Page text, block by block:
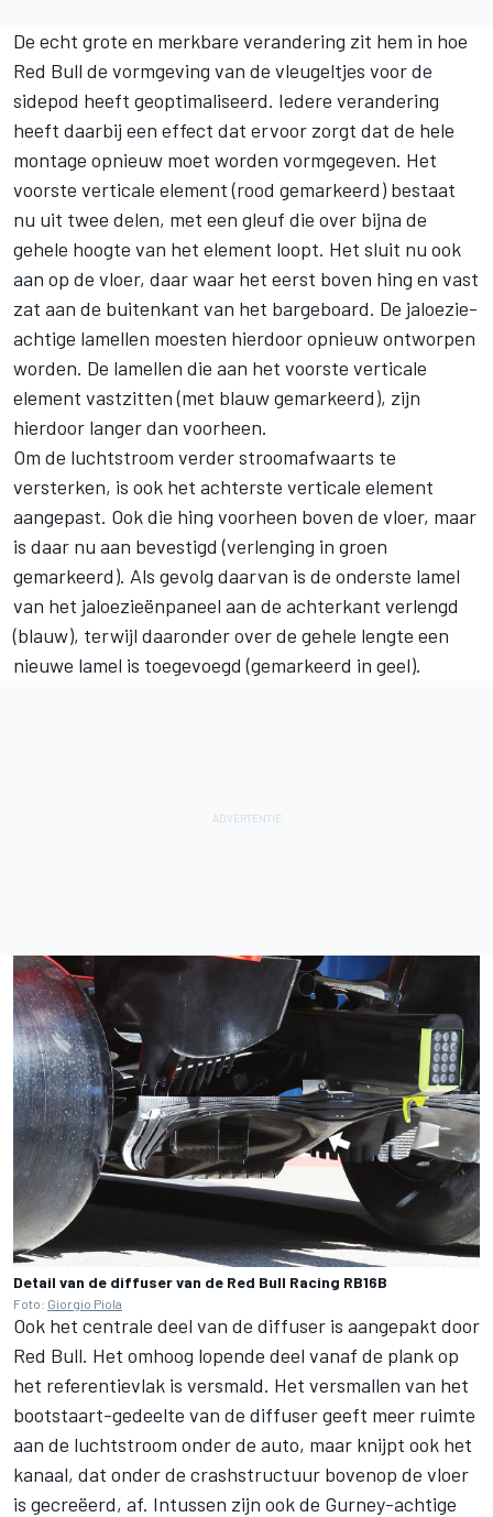
De echt grote en merkbare verandering zit hem in hoe
Red Bull de vormgeving van de vleugeltjes voor de
sidepod heeft geoptimaliseerd. Iedere verandering
heeft daarbij een effect dat ervoor zorgt dat de hele
montage opnieuw moet worden vormgegeven. Het
voorste verticale element (rood gemarkeerd) bestaat
nu uit twee delen, met een gleuf die over bijna de
gehele hoogte van het element loopt. Het sluit nu ook
aan op de vloer, daar waar het eerst boven hing en vast
zat aan de buitenkant van het bargeboard. De jaloezie-
achtige lamellen moesten hierdoor opnieuw ontworpen
worden. De lamellen die aan het voorste verticale
element vastzitten (met blauw gemarkeerd), zijn
hierdoor langer dan voorheen.
Om de luchtstroom verder stroomafwaarts te
versterken, is ook het achterste verticale element
aangepast. Ook die hing voorheen boven de vloer, maar
is daar nu aan bevestigd (verlenging in groen
gemarkeerd). Als gevolg daarvan is de onderste lamel
van het jaloezieënpaneel aan de achterkant verlengd
(blauw), terwijl daaronder over de gehele lengte een
nieuwe lamel is toegevoegd (gemarkeerd in geel).
Detail van de diffuser van de Red Bull Racing RB16B
Foto: Giorgio Piola
Ook het centrale deel van de diffuser is aangepakt door
Red Bull. Het omhoog lopende deel vanaf de plank op
het referentievlak is versmald. Het versmallen van het
bootstaart-gedeelte van de diffuser geeft meer ruimte
aan de luchtstroom onder de auto, maar knijpt ook het
kanaal, dat onder de crashstructuur bovenop de vloer
is gecreëerd, af. Intussen zijn ook de Gurney-achtige